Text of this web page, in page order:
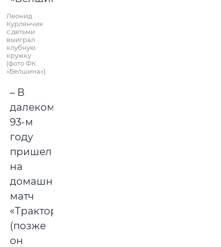
Леонид
Курлянчик
с детьми
выиграл
клубную
кружку
(фото ФК
«Белшина»).
– В
далеком
93-м
году
пришел
на
домашний
матч
«Трактора»
(позже
он